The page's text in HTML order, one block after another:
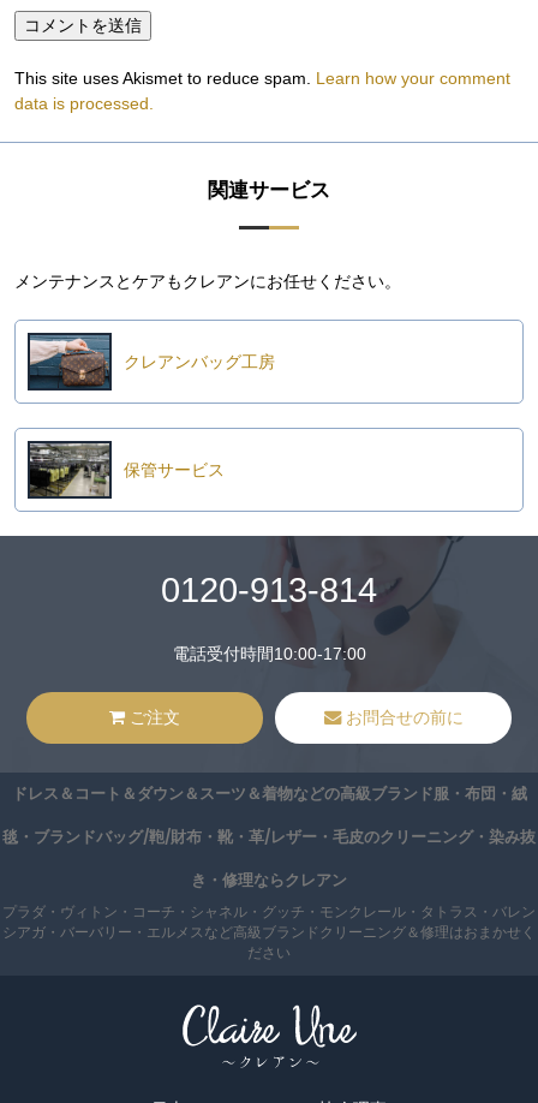
This site uses Akismet to reduce spam. Learn how your comment
data is processed.
関連サービス
メンテナンスとケアもクレアンにお任せください。
クレアンバッグ工房
保管サービス
0120-913-814
電話受付時間10:00-17:00
ご注文 お問合せの前に
ドレス＆コート＆ダウン＆スーツ＆着物などの高級ブランド服・布団・絨
毯・ブランドバッグ/鞄/財布・靴・革/レザー・毛皮のクリーニング・染み抜
き・修理ならクレアン
プラダ・ヴィトン・コーチ・シャネル・グッチ・モンクレール・タトラス・バレン
シアガ・バーバリー・エルメスなど高級ブランドクリーニング＆修理はおまかせく
ださい